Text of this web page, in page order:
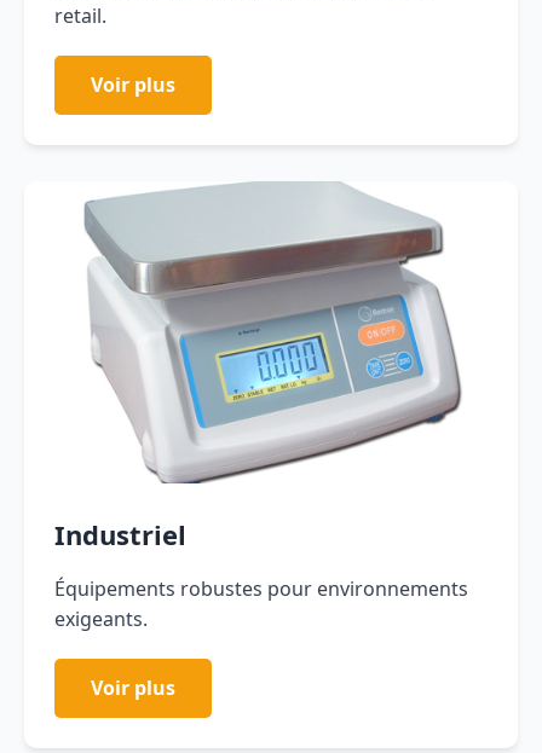
retail.
Voir plus
Industriel
Équipements robustes pour environnements
exigeants.
Voir plus